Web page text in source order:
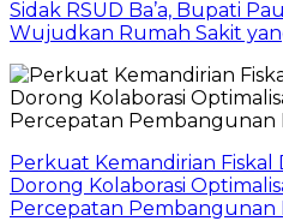
Sidak RSUD Ba’a, Bupati
Wujudkan Rumah Sakit
Perkuat Kemandirian Fiskal
Dorong Kolaborasi
Percepatan Pembangunan